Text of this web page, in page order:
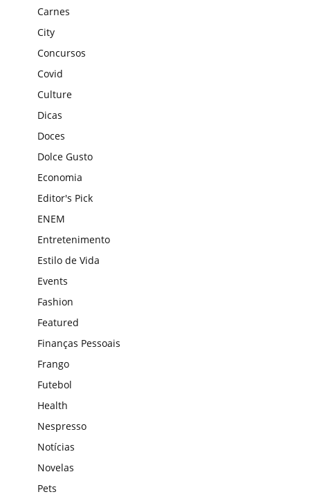
Carnes
City
Concursos
Covid
Culture
Dicas
Doces
Dolce Gusto
Economia
Editor's Pick
ENEM
Entretenimento
Estilo de Vida
Events
Fashion
Featured
Finanças Pessoais
Frango
Futebol
Health
Nespresso
Notícias
Novelas
Pets